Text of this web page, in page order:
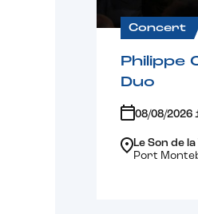
Concert
Philippe
Duo
08/08/2026
Le Son de
Port